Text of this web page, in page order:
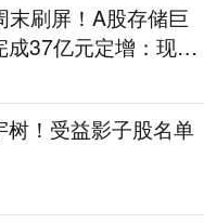
末刷屏！A股存储巨
成37亿元定增：现价
价560元
树！受益影子股名单